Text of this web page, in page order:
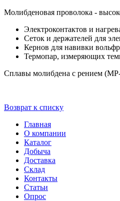
Молибденовая проволока -
Электроконтактов и
Сеток и держателей для
Кернов для навивки
Термопар, измеряющих
Сплавы молибдена с рением (МР-
Возврат к списку
Главная
О компании
Каталог
Добыча
Доставка
Склад
Контакты
Статьи
Опрос